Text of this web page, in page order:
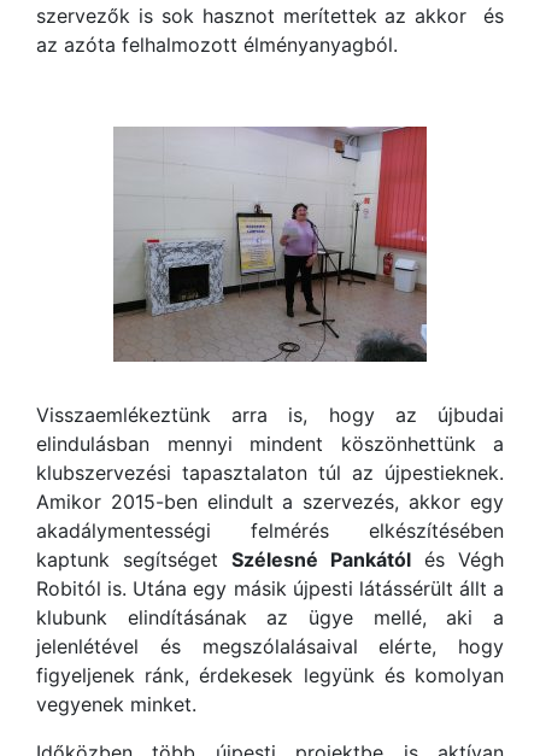
szervezők is sok hasznot merítettek az akkor és
az azóta felhalmozott élményanyagból.
Visszaemlékeztünk arra is, hogy az újbudai
elindulásban mennyi mindent köszönhettünk a
klubszervezési tapasztalaton túl az újpestieknek.
Amikor 2015-ben elindult a szervezés, akkor egy
akadálymentességi felmérés elkészítésében
kaptunk segítséget Szélesné Pankától és Végh
Robitól is. Utána egy másik újpesti látássérült állt a
klubunk elindításának az ügye mellé, aki a
jelenlétével és megszólalásaival elérte, hogy
figyeljenek ránk, érdekesek legyünk és komolyan
vegyenek minket.